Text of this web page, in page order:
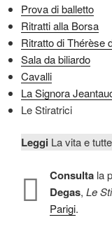
Prova di balletto
Ritratti alla Borsa
Ritratto di Thérèse
Sala da biliardo
Cavalli
La Signora
Le Stiratrici
Leggi La vita e
Consulta la
Degas, Le
Parigi.